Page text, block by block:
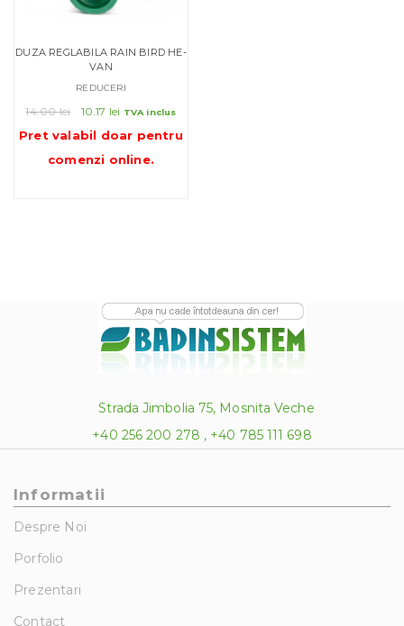
DUZA REGLABILA RAIN BIRD HE-
VAN
REDUCERI
14.00lei
Prețul
a
fost:
10.17 lei Prețul
este:
10.17 lei.
TVA inclus
Pret valabil doar pentru
comenzi online.
Strada Jimbolia 75, Mosnita Veche
+40 256 200 278 , +40 785 111 698
Informatii
Despre Noi
Porfolio
Prezentari
Contact